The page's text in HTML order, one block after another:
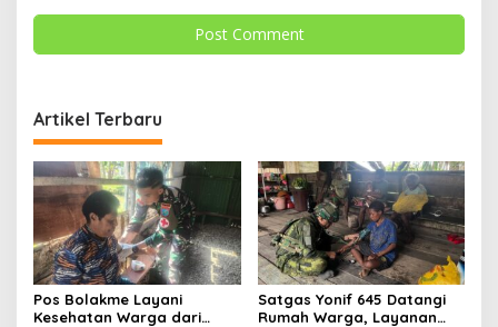
Artikel Terbaru
Pos Bolakme Layani
Kesehatan Warga dari
Satgas Yonif 645 Datangi
Rumah Warga, Layanan